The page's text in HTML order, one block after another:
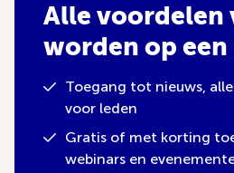
Alle voordelen
worden op
Toegang tot nieuws,
voor leden
Gratis of met korting
webinars en